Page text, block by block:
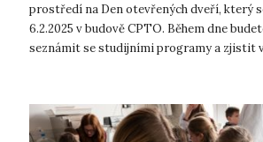
prostředí na Den otevřených dveří, který
6.2.2025 v budově CPTO. Během dne
seznámit se studijními programy a zjistit